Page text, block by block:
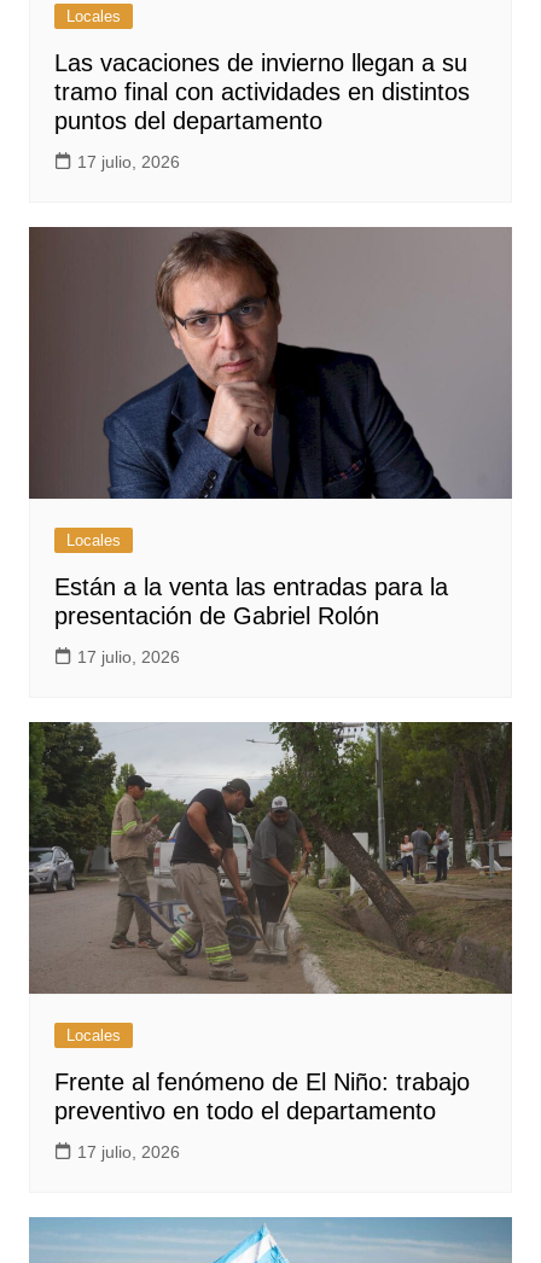
Locales
Las vacaciones de invierno llegan a su
tramo final con actividades en distintos
puntos del departamento
17 julio, 2026
Locales
Están a la venta las entradas para la
presentación de Gabriel Rolón
17 julio, 2026
Locales
Frente al fenómeno de El Niño: trabajo
preventivo en todo el departamento
17 julio, 2026